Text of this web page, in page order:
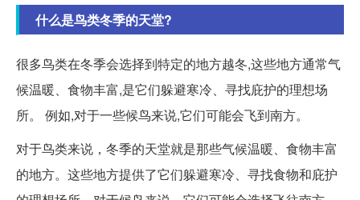
什么是鸟类冬季的天堂?
很多鸟类在冬季会选择到特定的地方越冬,这些地方通常气
候温暖、食物丰富,是它们躲避寒冷、寻找庇护的理想场
所。 例如,对于一些候鸟来说,它们可能会飞到南方。
对于鸟类来说，冬季的天堂就是那些气候温暖、食物丰富
的地方。这些地方提供了它们躲避寒冷、寻找食物和庇护